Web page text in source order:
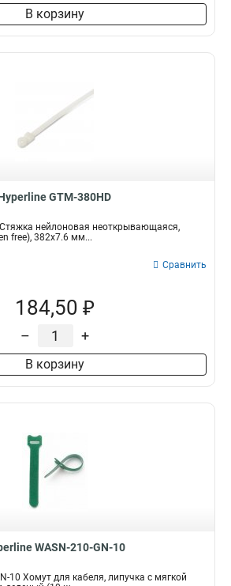
В корзину
GTM-380HD
Стяжка нейлоновая неоткрывающаяся,
free), 382x7.6 мм...
Сравнить
184,50 ₽
– +
В корзину
WASN-210-GN-10
10 Хомут для кабеля, липучка с мягкой